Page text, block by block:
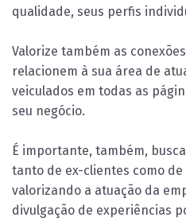
qualidade, seus perfis
Valorize também as
relacionem à sua área de
veiculados em todas as
seu negócio.
É importante, também,
tanto de ex-clientes como
valorizando a atuação da
divulgação de experiências